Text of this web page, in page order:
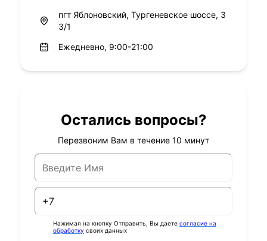
пгт Яблоновский, Тургеневское шоссе, 3
3/1
Ежедневно, 9:00-21:00
Остались вопросы?
Перезвоним Вам в течение 10 минут
Нажимая на кнопку Отправить, Вы даете согласие на
обработку своих данных